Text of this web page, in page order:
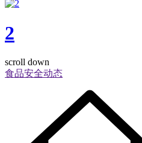
2
scroll down
食品安全动态